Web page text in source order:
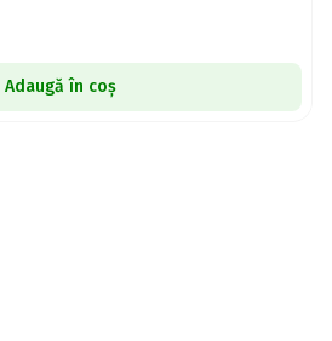
Adaugă în coș